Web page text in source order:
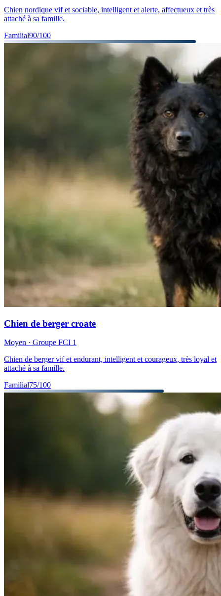
Chien nordique vif et sociable, intelligent et alerte, affectueux et très
attaché à sa famille.
Familial90/100
Chien de berger croate
Moyen · Groupe FCI 1
Chien de berger vif et endurant, intelligent et courageux, très loyal et
attaché à sa famille.
Familial75/100